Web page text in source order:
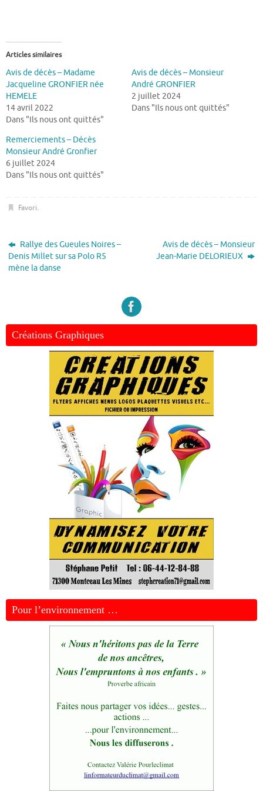
Articles similaires
Avis de décès – Madame
Jacqueline GRONFIER née
HEMELE
14 avril 2022
Dans "Ils nous ont quittés"
Avis de décès – Monsieur
André GRONFIER
2 juillet 2024
Dans "Ils nous ont quittés"
Remerciements – Décès
Monsieur André Gronfier
6 juillet 2024
Dans "Ils nous ont quittés"
Favori.
Rallye des Gueules Noires –
Denis Millet sur sa Polo R5
mène la danse
Avis de décès – Monsieur
Jean-Marie DELORIEUX
Créations Graphiques
Pour l’environnement …